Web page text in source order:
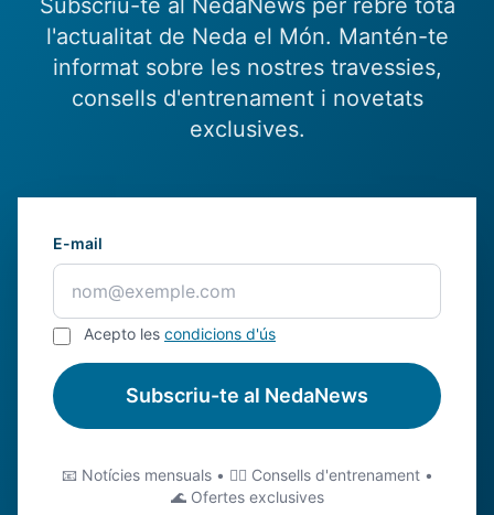
Subscriu-te al NedaNews per rebre tota
l'actualitat de Neda el Món. Mantén-te
informat sobre les nostres travessies,
consells d'entrenament i novetats
exclusives.
E-mail
Acepto les condicions d'ús
Subscriu-te al NedaNews
📧 Notícies mensuals • 🏊‍♂️ Consells d'entrenament •
🌊 Ofertes exclusives